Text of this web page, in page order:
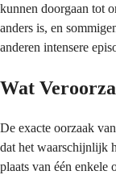
kunnen doorgaan tot
anders is, en
anderen intensere
Wat
De exacte oorzaak
dat het waarschijnlijk
plaats van één enkele